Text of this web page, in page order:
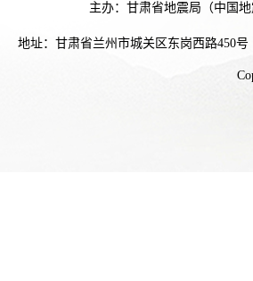
主办：甘肃省地震局（中国
地址：甘肃省兰州市城关区东岗西路450号